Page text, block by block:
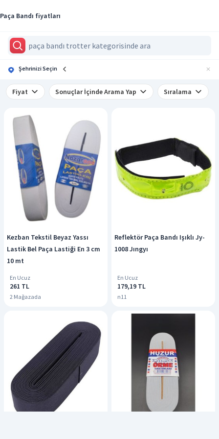
Paça Bandı fiyatları
Şehrinizi Seçin
Fiyat Sonuçlar İçinde Arama Yap Sıralama
Kezban Tekstil Beyaz Yassı
Lastik Bel Paça Lastiği En 3 cm
10 mt
En Ucuz
261 TL
2 Mağazada
Reflektör Paça Bandı Işıklı Jy-
1008 Jıngyı
En Ucuz
179,19 TL
n11